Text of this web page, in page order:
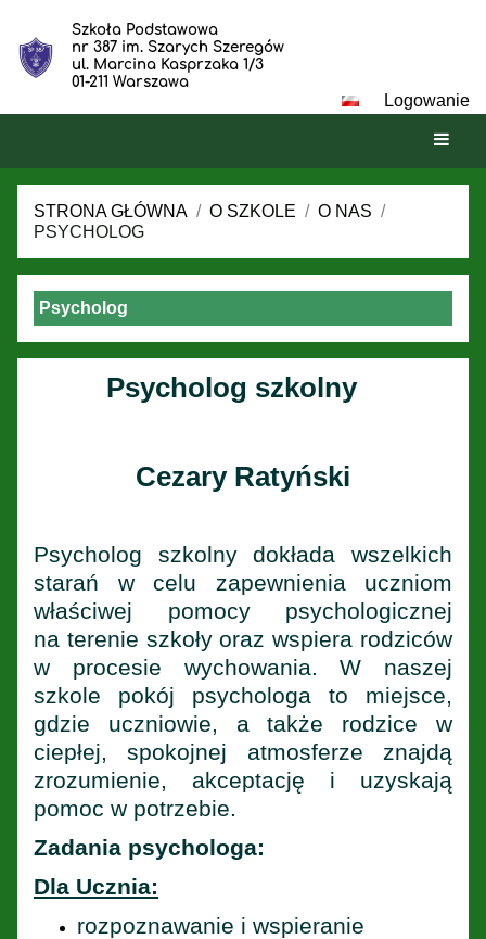
Szkoła Podstawowa
nr 387 im. Szarych Szeregów
ul. Marcina Kasprzaka 1/3
01-211 Warszawa
Logowanie
STRONA GŁÓWNA / O SZKOLE / O NAS /
PSYCHOLOG
Psycholog
Psycholog
Psycholog szkolny
Cezary Ratyński
Psycholog szkolny dokłada wszelkich
starań w celu zapewnienia uczniom
właściwej pomocy psychologicznej
na terenie szkoły oraz wspiera rodziców
w procesie wychowania. W naszej
szkole pokój psychologa to miejsce,
gdzie uczniowie, a także rodzice w
ciepłej, spokojnej atmosferze znajdą
zrozumienie, akceptację i uzyskają
pomoc w potrzebie.
Zadania psychologa:
Dla Ucznia:
rozpoznawanie i wspieranie